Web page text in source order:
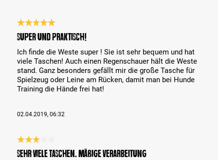
Bewertung mit 5 von 5 Sternen
Super und praktisch!
Ich finde die Weste super ! Sie ist sehr bequem und hat
viele Taschen! Auch einen Regenschauer hält die Weste
stand. Ganz besonders gefällt mir die große Tasche für
Spielzeug oder Leine am Rücken, damit man bei Hunde
Training die Hände frei hat!
02.04.2019, 06:32
Bewertung mit 3 von 5 Sternen
Sehr viele Taschen. Mäßige Verarbeitung